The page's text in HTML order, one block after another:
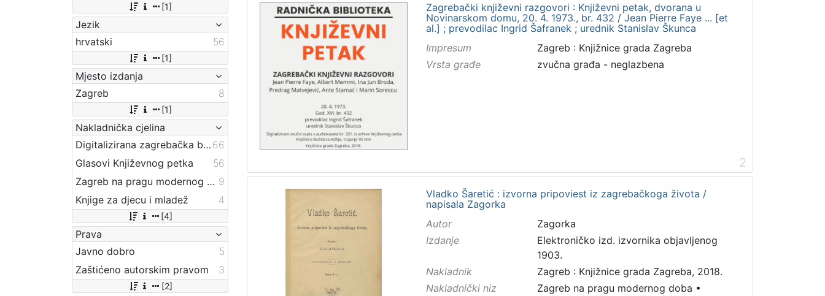
[1]
Jezik
hrvatski
56
[1]
Mjesto izdanja
Zagreb
8
[1]
Nakladnička cjelina
Digitalizirana zagrebačka baština 66
Glasovi Književnog petka
56
Zagreb na pragu modernog doba 9
Knjige za djecu i mladež
4
[4]
Prava
Javno dobro
5
Zaštićeno autorskim pravom
3
[2]
Zagrebački književni razgovori : Književni petak, dvorana u
Novinarskom domu, 20. 4. 1973., br. 432 / Jean Pierre Faye ... [et
al.] ; prevodilac Ingrid Šafranek ; urednik Stanislav Škunca
Impresum
Zagreb : Knjižnice grada Zagreba
Vrsta građe
zvučna građa - neglazbena
2
Vladko Šaretić : izvorna pripoviest iz zagrebačkoga života /
napisala Zagorka
Autor
Zagorka
Izdanje
Elektroničko izd. izvornika objavljenog
1903.
Nakladnik
Zagreb : Knjižnice grada Zagreba, 2018.
Nakladnički niz
Zagreb na pragu modernog doba •